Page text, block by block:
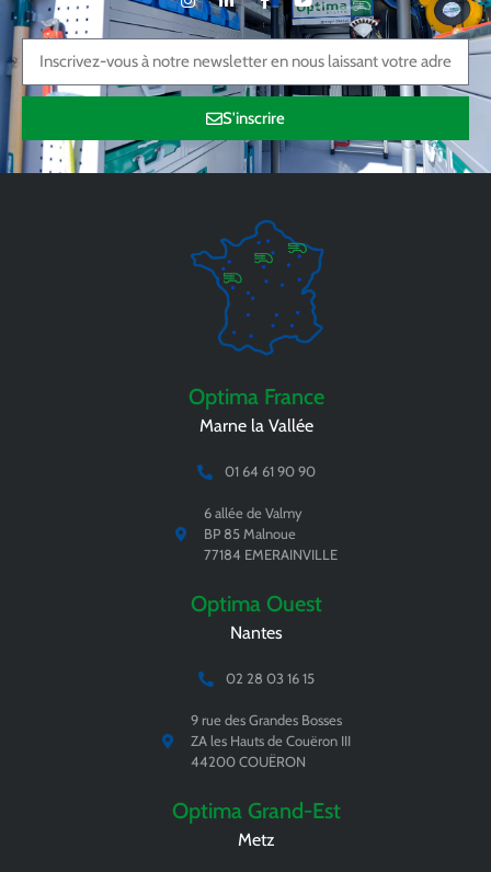
S'inscrire
Optima France
Marne la Vallée
01 64 61 90 90
6 allée de Valmy
BP 85 Malnoue
77184 EMERAINVILLE
Optima Ouest
Nantes
02 28 03 16 15
9 rue des Grandes Bosses
ZA les Hauts de Couëron III
44200 COUËRON
Optima Grand-Est
Metz